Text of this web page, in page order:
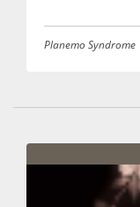
Planemo Syndrome